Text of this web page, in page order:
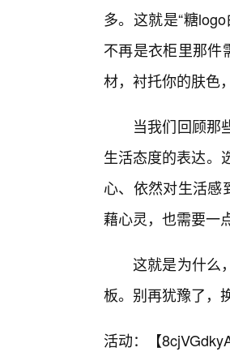
多。这就是“糖
不再是衣柜里那件
材，衬托你的肤色
当我们回顾那
生活态度的表达。
心、依然对生活感
藉心灵，也需要一
这就是为什么
板。别再犹豫了，
活动：【